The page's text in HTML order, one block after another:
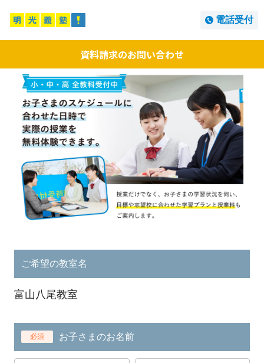
電話受付
資料請求のお問い合わせ
ご希望の教室名
富山八尾教室
必須 お子さまのお名前